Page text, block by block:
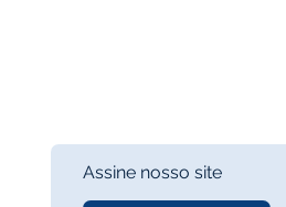
Assine nosso site